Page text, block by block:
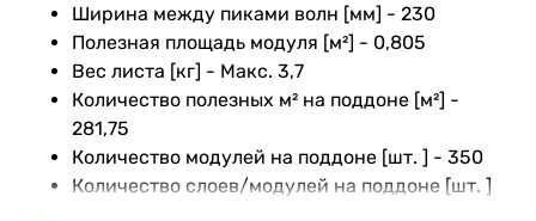
Ширина между пиками волн [мм] - 230
Полезная площадь модуля [м²] - 0,805
Вес листа [кг] - Макс. 3,7
Количество полезных м² на поддоне [м²] -
281,75
Количество модулей на поддоне [шт. ] - 350
Количество слоев/модулей на поддоне [шт. ]